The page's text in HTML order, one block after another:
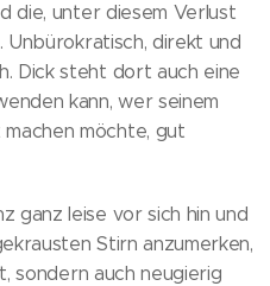
die, unter diesem Verlust
Unbürokratisch, direkt und
Dick steht dort auch eine
kann, wer seinem
möchte, gut
ganz leise vor sich hin und
Stirn anzumerken,
sondern auch neugierig